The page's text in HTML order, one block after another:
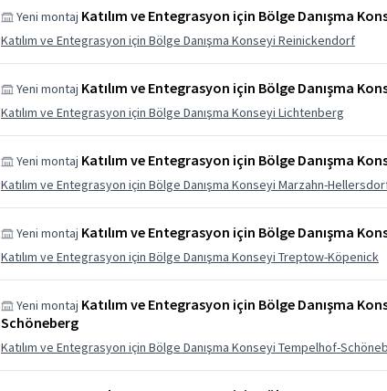
Yeni montaj Katılım ve Entegrasyon için Bölge Danışma
Katılım ve Entegrasyon için Bölge Danışma Konseyi Reinickendorf
Yeni montaj Katılım ve Entegrasyon için Bölge Danışma
Katılım ve Entegrasyon için Bölge Danışma Konseyi Lichtenberg
Yeni montaj Katılım ve Entegrasyon için Bölge Danışma
Katılım ve Entegrasyon için Bölge Danışma Konseyi Marzahn-
Yeni montaj Katılım ve Entegrasyon için Bölge Danışma
Katılım ve Entegrasyon için Bölge Danışma Konseyi Treptow-Köpenick
Yeni montaj Katılım ve Entegrasyon için Bölge Danışma
Schöneberg
Katılım ve Entegrasyon için Bölge Danışma Konseyi Tempelhof-